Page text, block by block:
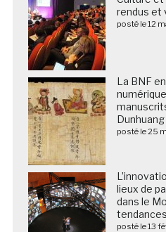
rendus et
posté le 12
La BNF
Dunhuang
posté le 25
lieux de
dans le
posté le 13